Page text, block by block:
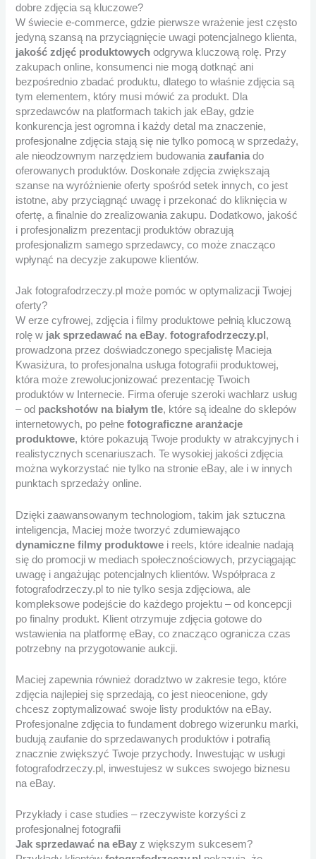
dobre zdjęcia są kluczowe?
W świecie e-commerce, gdzie pierwsze wrażenie jest często
jedyną szansą na przyciągnięcie uwagi potencjalnego klienta,
jakość zdjęć produktowych odgrywa kluczową rolę. Przy
zakupach online, konsumenci nie mogą dotknąć ani
bezpośrednio zbadać produktu, dlatego to właśnie zdjęcia są
tym elementem, który musi mówić za produkt. Dla
sprzedawców na platformach takich jak eBay, gdzie
konkurencja jest ogromna i każdy detal ma znaczenie,
profesjonalne zdjęcia stają się nie tylko pomocą w sprzedaży,
ale nieodzownym narzędziem budowaniazaufania do
oferowanych produktów. Doskonałe zdjęcia zwiększają
szanse na wyróżnienie oferty spośród setek innych, co jest
istotne, aby przyciągnąć uwagę i przekonać do kliknięcia w
ofertę, a finalnie do zrealizowania zakupu. Dodatkowo, jakość
i profesjonalizm prezentacji produktów obrazują
profesjonalizm samego sprzedawcy, co może znacząco
wpłynąć na decyzje zakupowe klientów.
Jak fotografodrzeczy.pl może pomóc w optymalizacji Twojej
oferty?
W erze cyfrowej, zdjęcia i filmy produktowe pełnią kluczową
rolę w jak sprzedawać na eBay.fotografodrzeczy.pl ,
prowadzona przez doświadczonego specjalistę Macieja
Kwasiżura, to profesjonalna usługa fotografii produktowej,
która może zrewolucjonizować prezentację Twoich
produktów w Internecie. Firma oferuje szeroki wachlarz usług
– od packshotów na białym tle, które są idealne do sklepów
internetowych, po pełnefotograficzne aranżacje
produktowe, które pokazują Twoje produkty w atrakcyjnych i
realistycznych scenariuszach. Te wysokiej jakości zdjęcia
można wykorzystać nie tylko na stronie eBay, ale i w innych
punktach sprzedaży online.
Dzięki zaawansowanym technologiom, takim jak sztuczna
inteligencja, Maciej może tworzyć zdumiewająco
dynamiczne filmy produktowe i reels, które idealnie nadają
się do promocji w mediach społecznościowych, przyciągając
uwagę i angażując potencjalnych klientów. Współpraca z
fotografodrzeczy.pl to nie tylko sesja zdjęciowa, ale
kompleksowe podejście do każdego projektu – od koncepcji
po finalny produkt. Klient otrzymuje zdjęcia gotowe do
wstawienia na platformę eBay, co znacząco ogranicza czas
potrzebny na przygotowanie aukcji.
Maciej zapewnia również doradztwo w zakresie tego, które
zdjęcia najlepiej się sprzedają, co jest nieocenione, gdy
chcesz zoptymalizować swoje listy produktów na eBay.
Profesjonalne zdjęcia to fundament dobrego wizerunku marki,
budują zaufanie do sprzedawanych produktów i potrafią
znacznie zwiększyć Twoje przychody. Inwestując w usługi
fotografodrzeczy.pl, inwestujesz w sukces swojego biznesu
na eBay.
Przykłady i case studies – rzeczywiste korzyści z
profesjonalnej fotografii
Jak sprzedawać na eBay z większym sukcesem?